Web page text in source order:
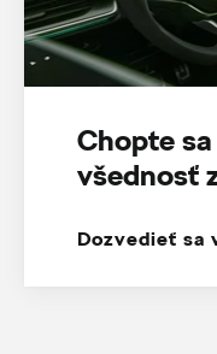
Chopte
všednosť
Dozvedieť sa